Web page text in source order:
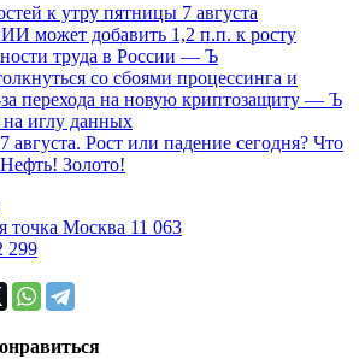
к утру пятницы 7 августа
может добавить 1,2 п.п. к росту
труда в России — Ъ
со сбоями процессинга и
за перехода на новую криптозащиту — Ъ
иглу данных
августа. Рост или падение сегодня? Что
Золото!
точка Москва 11 063
299